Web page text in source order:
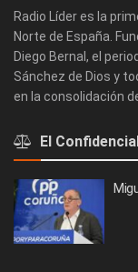
Radio Líder es la
Norte de España.
Diego Bernal, el
Sánchez de Dios y
en la consolidación
El